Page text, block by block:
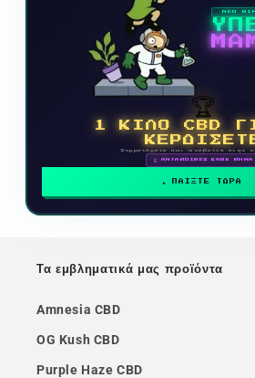
ΝΕΟ
🏆
1 ΚΙΛΟ CBD
Συμμετέχετε και ανεβείτε στην
🗓 ΑΝΤΑΜΟΙΒΕΣ ΚΑΘΕ ΜΗΝΑ
ΠΑΙΞΤΕ ΤΩΡΑ
Τα εμβληματικά μας προϊόντα
Amnesia CBD
OG Kush CBD
Purple Haze CBD